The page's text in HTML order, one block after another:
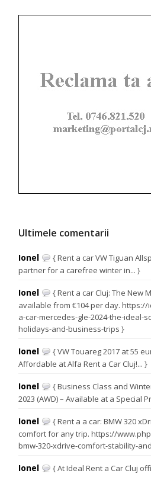
Ultimele comentarii
Ionel
{ Rent a car VW Tiguan
partner for a carefree winter in... }
Ionel
{ Rent a car Cluj: The New
available from €104 per day.
a-car-mercedes-gle-2024-the-ideal-
holidays-and-business-trips }
Ionel
{ VW Touareg 2017 at 55
Affordable at Alfa Rent a Car Cluj!... }
Ionel
{ Business Class and
2023 (AWD) – Available at a Special
Ionel
{ Rent a a car: BMW 320
comfort for any trip. https://
bmw-320-xdrive-comfort-stability-
Ionel
{ At Ideal Rent a Car Cluj